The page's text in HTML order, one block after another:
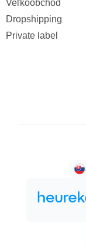
Veľkoobchod
Dropshipping
Private label